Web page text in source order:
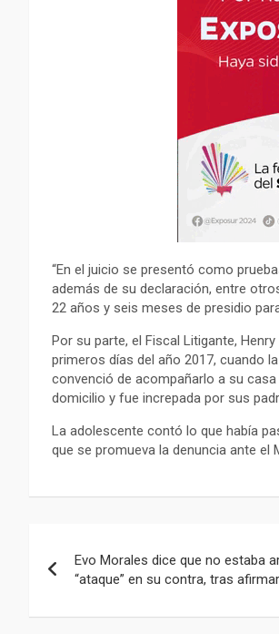
“En el juicio se presentó como
además de su declaración, entre
22 años y seis meses de presidio
Por su parte, el Fiscal Litigante,
primeros días del año 2017, cuando
convenció de acompañarlo a su
domicilio y fue increpada por sus
La adolescente contó lo que había
que se promueva la denuncia ante el
de
entradas
Evo Morales dice que no estaba
“ataque” en su contra, tras